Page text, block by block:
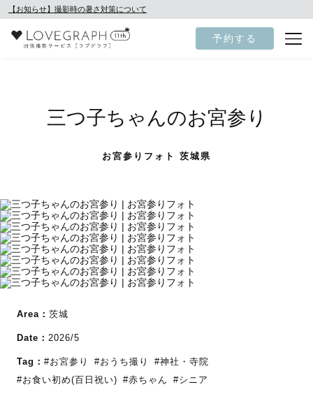
【お知らせ】撮影時の暑さ対策について
予約する
三つ子ちゃんのお宮参り
お宮参りフォト 茨城県
Area： 茨城
Date： 2026/5
Tag： #お宮参り #おうち撮り
#神社・寺院
#お食い初め(百日祝い) #赤ちゃん #シニア